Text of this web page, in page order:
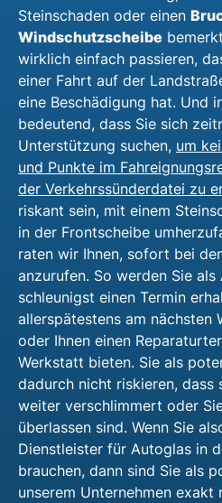
Steinschaden oder einen
Windschutzscheibe
wirklich einfach passieren,
einer Fahrt auf der
eine Beschädigung hat. Und
bedeutend, dass Sie sich
Unterstützung suchen, um
und Punkte im
der Verkehrssünderdatei zu
riskant sein, mit einem
in der Frontscheibe
raten wir Ihnen, sofort bei
anzurufen. So werden Sie
schleunigst einen Termin
allerspätestens am nächsten
oder Ihnen einen
Werkstatt bieten. Sie als
dadurch nicht riskieren, dass
weiter verschlimmert oder
überlassen sind. Wenn Sie
Dienstleister für Autoglas in
brauchen, dann sind Sie als
unserem Unternehmen exakt